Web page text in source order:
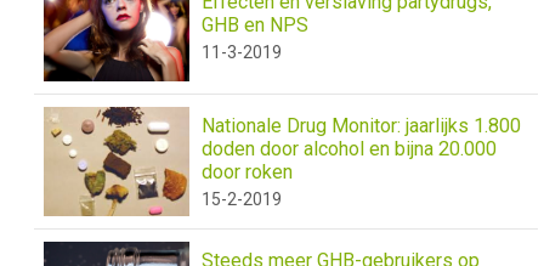
GHB en NPS
11-3-2019
Nationale Drug Monitor: jaarlijks 1.800
doden door alcohol en bijna 20.000
door roken
15-2-2019
Steeds meer GHB-gebruikers op